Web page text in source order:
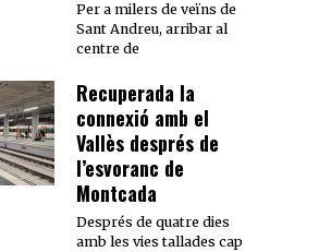
Per a milers de veïns de
Sant Andreu, arribar al
centre de
Recuperada la
connexió amb el
Vallès després de
l’esvoranc de
Montcada
Després de quatre dies
amb les vies tallades cap